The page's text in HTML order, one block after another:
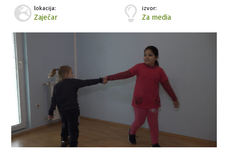
lokacija:
Zaječar
izvor:
Za media